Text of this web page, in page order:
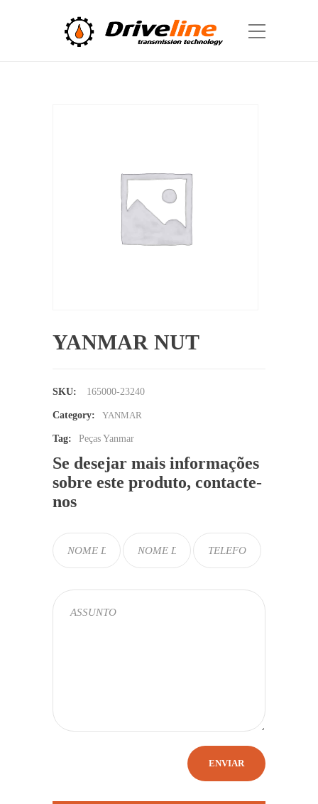
YANMAR NUT
SKU: 165000-23240
Category: YANMAR
Tag: Peças Yanmar
Se desejar mais informações
sobre este produto, contacte-
nos